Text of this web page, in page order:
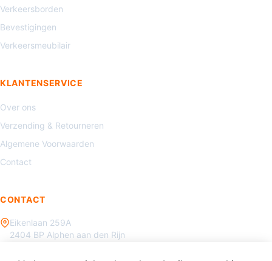
Verkeersborden
Bevestigingen
Verkeersmeubilair
KLANTENSERVICE
Over ons
Verzending & Retourneren
Algemene Voorwaarden
Contact
CONTACT
Eikenlaan 259A
2404 BP Alphen aan den Rijn